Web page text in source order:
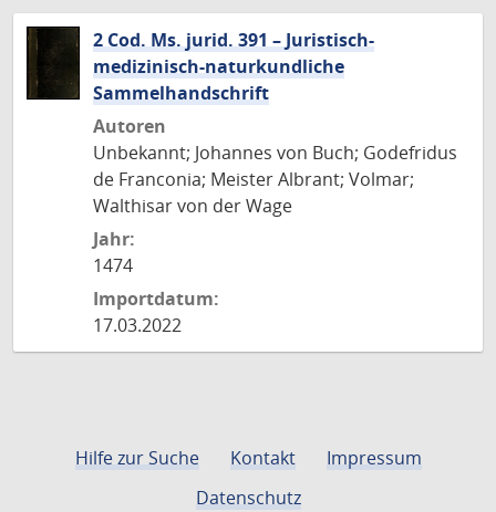
2 Cod. Ms. jurid. 391 – Juristisch-
medizinisch-naturkundliche
Sammelhandschrift
Autoren
Unbekannt; Johannes von Buch; Godefridus
de Franconia; Meister Albrant; Volmar;
Walthisar von der Wage
Jahr:
1474
Importdatum:
17.03.2022
Hilfe zur Suche Kontakt
Impressum
Datenschutz